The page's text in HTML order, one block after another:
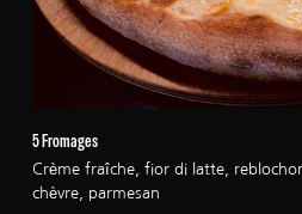
5 Fromages
Crème fraîche, fior di latte,
chèvre, parmesan